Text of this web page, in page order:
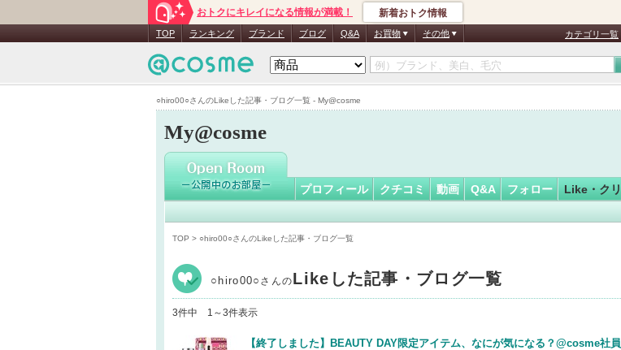
○hiro00○さんのLikeした記事・ブログ一覧 - My@cosme
おトクにキレイになる情報が満載！ 新着おトク情報
TOP ランキング ブランド ブログ Q&A お買物 その他 カテゴリ一覧
My@cosme
○hiro00○さん
プロフィール クチコミ 動画 Q&A フォロー Like・ク
TOP > ○hiro00○さんのLikeした記事・ブログ一覧
○hiro00○ さんのLikeした記事・ブログ一覧
3件中 1～3件表示
【終了しました】BEAUTY DAY限定アイテム、なにが気になる？@cosme社